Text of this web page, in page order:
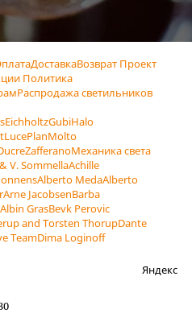
ДоставкаВозврат Проект
Политика
Распродажа светильников
EichholtzGubiHalo
LucePlanMolto
ZafferanoМеханика света
V. SommellaAchille
Alberto MedaAlberto
Arne JacobsenBarba
GrasBevk Perovic
and Torsten ThorupDante
TeamDima Loginoff
Яндекс